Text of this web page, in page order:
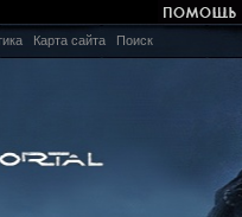
Карта сайта Поиск